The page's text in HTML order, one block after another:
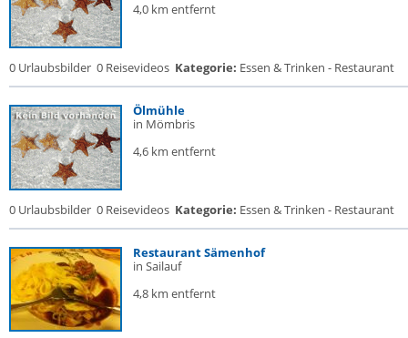
4,0 km entfernt
0 Urlaubsbilder 0 Reisevideos Kategorie: Essen & Trinken - Restaurant
Ölmühle
in Mömbris
4,6 km entfernt
0 Urlaubsbilder 0 Reisevideos Kategorie: Essen & Trinken - Restaurant
Restaurant Sämenhof
in Sailauf
4,8 km entfernt